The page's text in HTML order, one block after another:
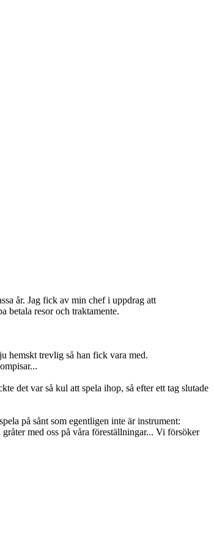
år. Jag fick av min chef i uppdrag att
betala resor och traktamente.
hemskt trevlig så han fick vara med.
det var så kul att spela ihop, så efter ett tag slutade
på sånt som egentligen inte är instrument:
med oss på våra föreställningar... Vi försöker